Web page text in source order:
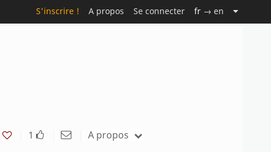
S'inscrire ! A propos Se connecter fr → en
1 A propos